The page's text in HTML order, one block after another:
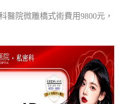
醫院微雕橋式術費用9800元，